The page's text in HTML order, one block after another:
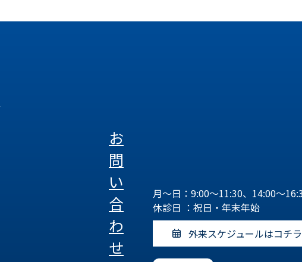
お
問
い
合
わ
せ
月～日：9:00～11:30、14:00～
休診日 ：祝日・年末年始
外来スケジュールはコチラ